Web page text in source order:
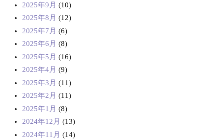
2025年9月 (10)
2025年8月 (12)
2025年7月 (6)
2025年6月 (8)
2025年5月 (16)
2025年4月 (9)
2025年3月 (11)
2025年2月 (11)
2025年1月 (8)
2024年12月 (13)
2024年11月 (14)